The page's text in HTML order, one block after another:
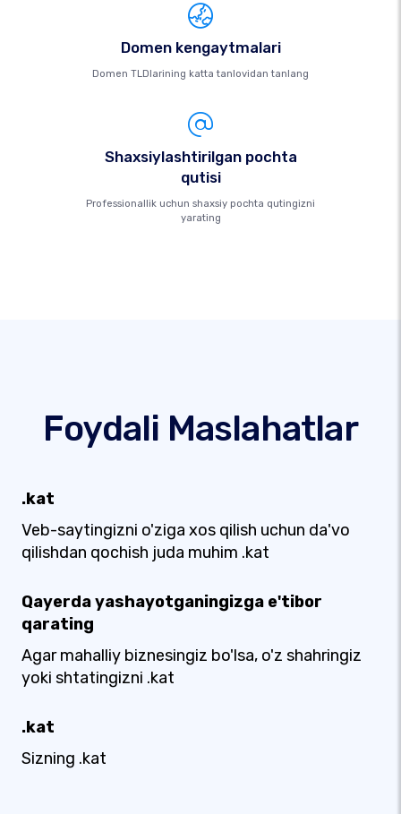
Domen kengaytmalari
Domen TLDlarining katta tanlovidan tanlang
Shaxsiylashtirilgan pochta
qutisi
Professionallik uchun shaxsiy pochta qutingizni
yarating
Foydali Maslahatlar
.kat
Veb-saytingizni o'ziga xos qilish uchun da'vo
qilishdan qochish juda muhim .kat
Qayerda yashayotganingizga e'tibor
qarating
Agar mahalliy biznesingiz bo'lsa, o'z shahringiz
yoki shtatingizni .kat
.kat
Sizning .kat